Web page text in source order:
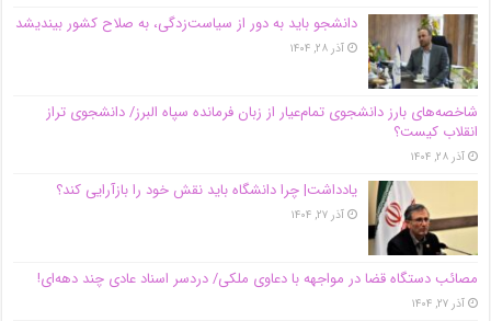
دانشجو باید به دور از سیاست‌زدگی، به صلاح کشور بیندیشد
آذر ۲۸, ۱۴۰۴
شاخصه‌های بارز دانشجوی تمام‌عیار از زبان فرمانده سپاه البرز/ دانشجوی تراز
انقلاب کیست؟
آذر ۲۸, ۱۴۰۴
یادداشت| چرا دانشگاه باید نقش خود را بازآرایی کند؟
آذر ۲۷, ۱۴۰۴
مصائب دستگاه قضا در مواجهه با دعاوی ملکی/ دردسر اسناد عادی چند‌ دهه‌ای!
آذر ۲۷, ۱۴۰۴